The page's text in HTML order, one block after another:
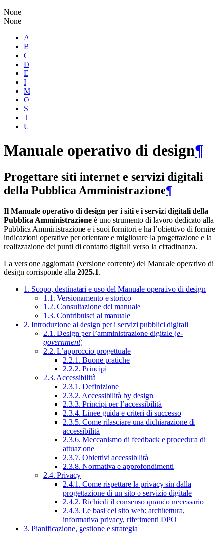
None
None
A
B
C
D
E
I
M
O
S
T
U
Manuale operativo di design¶
Progettare siti internet e servizi digitali
della Pubblica Amministrazione¶
Il Manuale operativo di design per i siti e i servizi digitali della
Pubblica Amministrazione è uno strumento di lavoro dedicato alla
Pubblica Amministrazione e i suoi fornitori e ha l’obiettivo di fornire
indicazioni operative per orientare e migliorare la progettazione e la
realizzazione dei punti di contatto digitali verso la cittadinanza.
La versione aggiornata (versione corrente) del Manuale operativo di
design corrisponde alla 2025.1.
1. Scopo, destinatari e uso del Manuale operativo di design
1.1. Versionamento e storico
1.2. Consultazione del manuale
1.3. Contribuisci al manuale
2. Introduzione al design per i servizi pubblici digitali
2.1. Design per l’amministrazione digitale (e-
government)
2.2. L’approccio progettuale
2.2.1. Buone pratiche
2.2.2. Principi
2.3. Accessibilità
2.3.1. Definizione
2.3.2. Accessibilità by design
2.3.3. Principi per l’accessibilità
2.3.4. Linee guida e criteri di successo
2.3.5. Come rilasciare una dichiarazione di
accessibilità
2.3.6. Meccanismo di feedback e procedura di
attuazione
2.3.7. Obiettivi accessibilità
2.3.8. Normativa e approfondimenti
2.4. Privacy
2.4.1. Come rispettare la privacy sin dalla
progettazione di un sito o servizio digitale
2.4.2. Richiedi il consenso quando necessario
2.4.3. Le basi del sito web: architettura,
informativa privacy, riferimenti DPO
3. Pianificazione, gestione e strategia